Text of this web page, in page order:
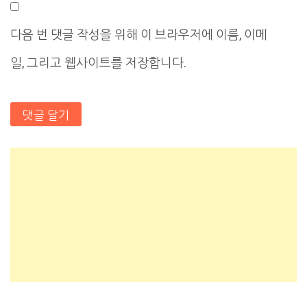
다음 번 댓글 작성을 위해 이 브라우저에 이름, 이메
일, 그리고 웹사이트를 저장합니다.